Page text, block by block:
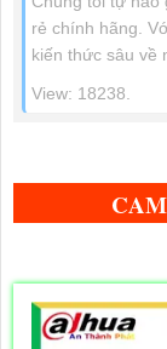
rẻ chính hãng.
kiến thức sâu về
View: 18238.